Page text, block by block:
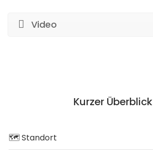
Video
Kurzer Überblick
🗺 Standort